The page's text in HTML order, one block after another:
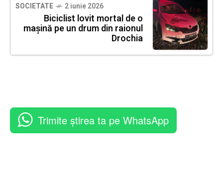
SOCIETATE 2 iunie 2026
Biciclist lovit mortal de o
mașină pe un drum din raionul
Drochia
Trimite știrea ta pe WhatsApp